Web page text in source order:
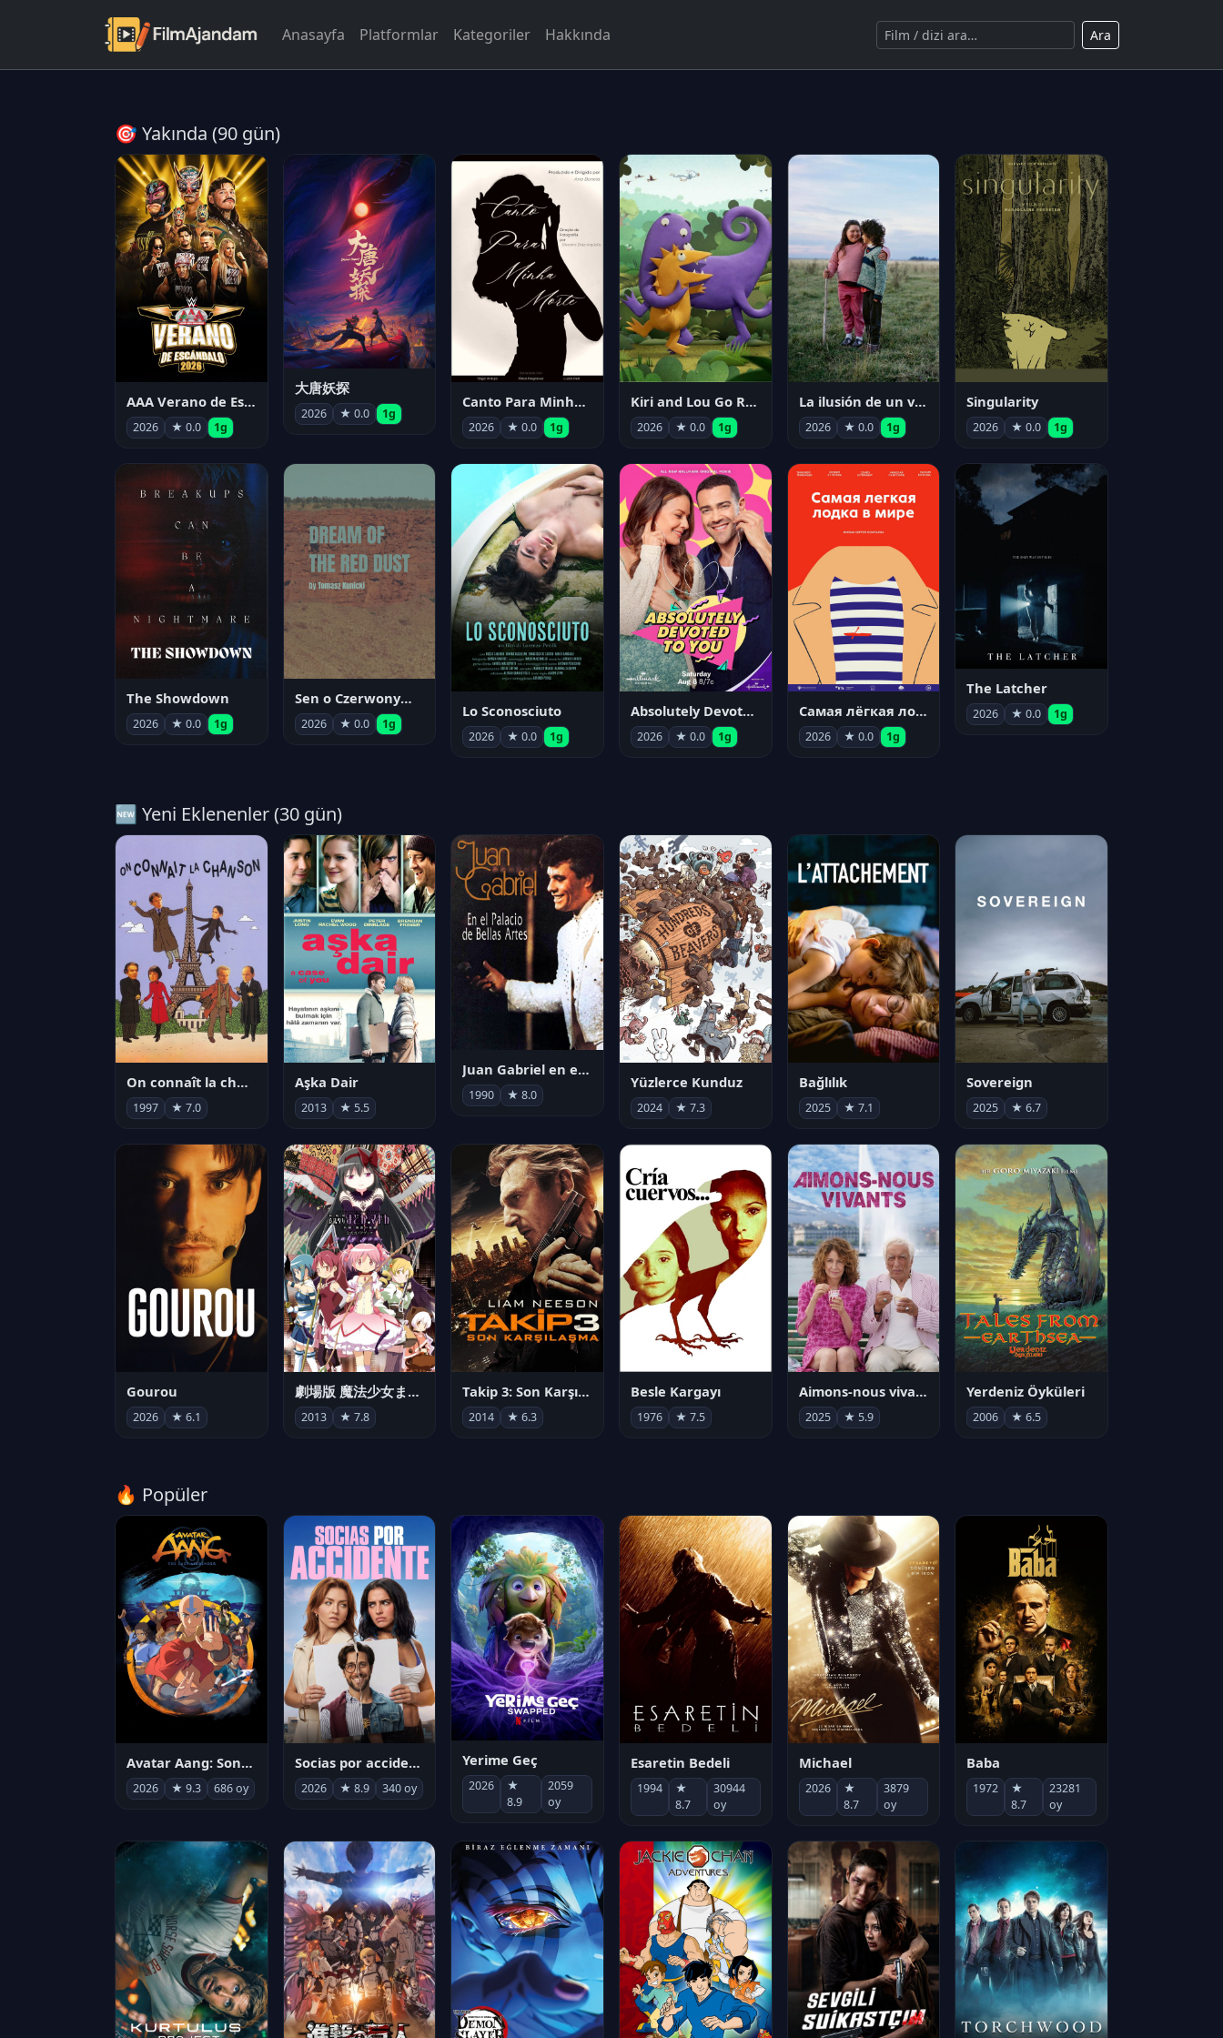
Anasayfa Platformlar Kategoriler Hakkında Ara
🎯 Yakında (90 gün)
AAA Verano de Escándalo 2026 - Week 3
2026 ★ 0.0 1g
大唐妖探
2026 ★ 0.0 1g
Canto Para Minha Morte
2026 ★ 0.0 1g
Kiri and Lou Go Raaa!
2026 ★ 0.0 1g
La ilusión de un verano sin fin
2026 ★ 0.0 1g
Singularity
2026 ★ 0.0 1g
The Showdown
2026 ★ 0.0 1g
Sen o Czerwonym Pyle
2026 ★ 0.0 1g
Lo Sconosciuto
2026 ★ 0.0 1g
Absolutely Devoted to You
2026 ★ 0.0 1g
Самая лёгкая лодка в мире
2026 ★ 0.0 1g
The Latcher
2026 ★ 0.0 1g
🆕 Yeni Eklenenler (30 gün)
On connaît la chanson
1997 ★ 7.0
Aşka Dair
2013 ★ 5.5
Juan Gabriel en el Palacio de Bellas Artes
1990 ★ 8.0
Yüzlerce Kunduz
2024 ★ 7.3
Bağlılık
2025 ★ 7.1
Sovereign
2025 ★ 6.7
Gourou
2026 ★ 6.1
劇場版 魔法少女まどか☆マギカ[新編]叛逆の物語
2013 ★ 7.8
Takip 3: Son Karşılaşma
2014 ★ 6.3
Besle Kargayı
1976 ★ 7.5
Aimons-nous vivants
2025 ★ 5.9
Yerdeniz Öyküleri
2006 ★ 6.5
🔥 Popüler
Avatar Aang: Son Havabükücü
2026 ★ 9.3 686 oy
Socias por accidente
2026 ★ 8.9 340 oy
Yerime Geç
2026
★
8.9
2059
oy
Esaretin Bedeli
1994
★
8.7
30944
oy
Michael
2026
★
8.7
3879
oy
Baba
1972
★
8.7
23281
oy